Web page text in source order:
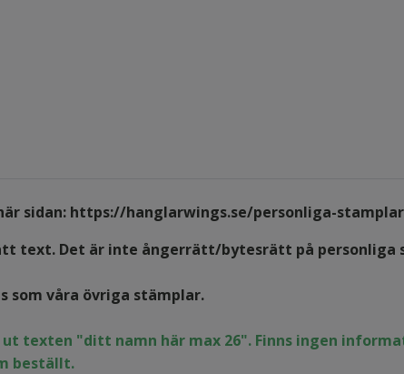
sidan: https://hanglarwings.se/personliga-stamplar
text. Det är inte ångerrätt/bytesrätt på personliga
som våra övriga stämplar.
ut texten "ditt namn här max 26". Finns ingen
beställt.